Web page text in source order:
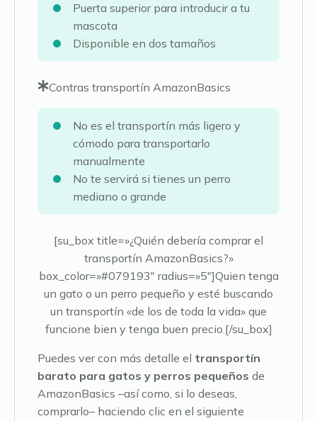
Puerta superior para introducir a tu
mascota
Disponible en dos tamaños
Contras transportín AmazonBasics
No es el transportín más ligero y
cómodo para transportarlo
manualmente
No te servirá si tienes un perro
mediano o grande
[su_box title=»¿Quién debería comprar el
transportín AmazonBasics?»
box_color=»#079193″ radius=»5″]Quien tenga
un gato o un perro pequeño y esté buscando
un transportín «de los de toda la vida» que
funcione bien y tenga buen precio.[/su_box]
Puedes ver con más detalle el transportín
barato para gatos y perros pequeños de
AmazonBasics –así como, si lo deseas,
comprarlo– haciendo clic en el siguiente